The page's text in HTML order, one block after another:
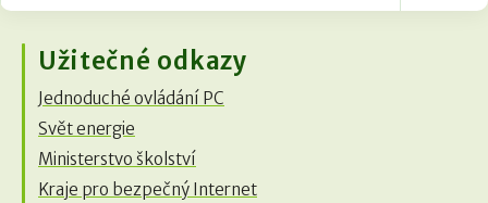
Užitečné odkazy
Jednoduché ovládání PC
Svět energie
Ministerstvo školství
Kraje pro bezpečný Internet